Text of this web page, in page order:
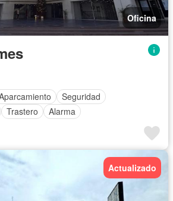
Oficina
Seguridad
Trastero Alarma
Actualizado